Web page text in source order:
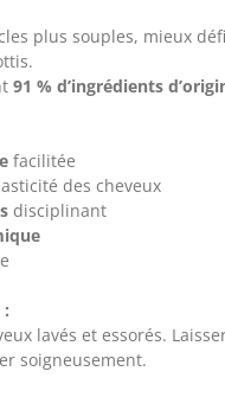
plus souples, mieux
91 % d’ingrédients
facilitée
des cheveux
disciplinant
lavés et essorés.
soigneusement.